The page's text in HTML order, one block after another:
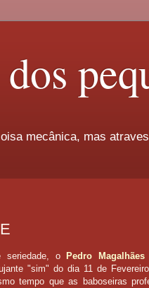
mecânica, mas
seriedade, o Pedro Magalhães
"sim" do dia 11 de
tempo que as baboseiras